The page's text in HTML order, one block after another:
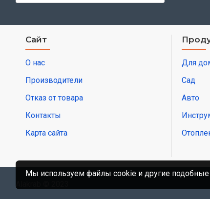
Сайт
О нас
Производители
Отказ от товара
Контакты
Карта сайта
Для
Сад
Авто
Мы используем файлы cookie и другие подобные